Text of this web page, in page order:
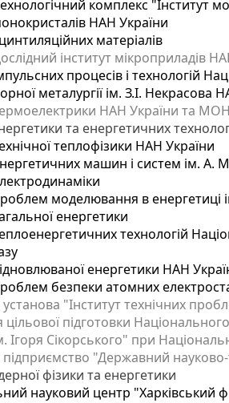
комплекс "Інститут
НАН України
матеріалів
інститут мікроприладів
процесів і технологій
металургії ім. З.І. Некрасова
НАН України та
та енергетичних
теплофізики НАН України
машин і систем ім. А.
моделювання в енергетиці
енергетики
технологій
енергетики НАН
безпеки атомних
"Інститут технічних
цільової підготовки
Ігоря Сікорського" при
"Державний науково-
фізики та енергетики
науковий центр "Харківський